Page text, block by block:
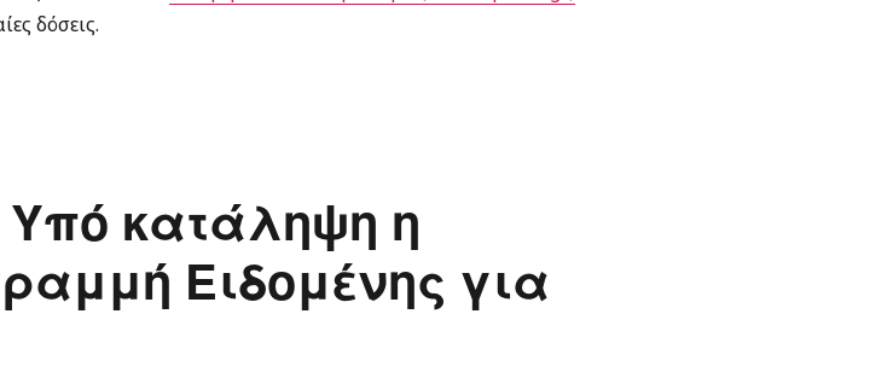
δόσεις.
κατάληψη η
Ειδομένης για